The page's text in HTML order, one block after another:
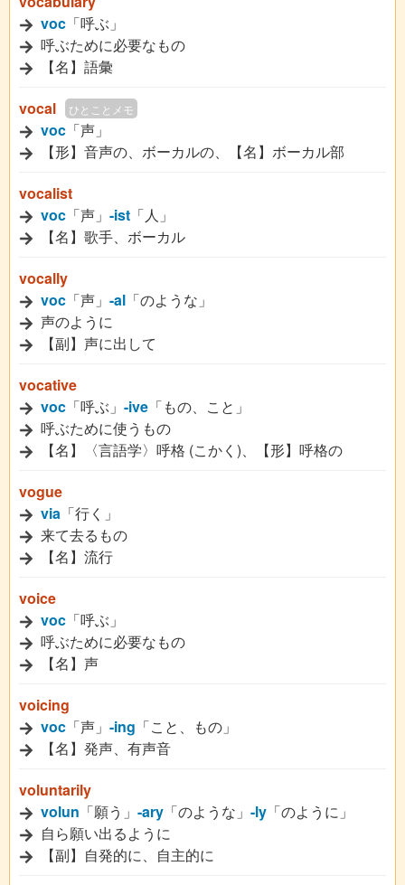
voc 「呼ぶ」
呼ぶために必要なもの
【名】語彙
vocal
ひとことメモ
voc 「声」
【形】音声の、ボーカルの、【名】ボーカル部
vocalist
voc 「声」 -ist 「人」
【名】歌手、ボーカル
vocally
voc 「声」 -al 「のような」
声のように
【副】声に出して
vocative
voc 「呼ぶ」 -ive 「もの、こと」
呼ぶために使うもの
【名】〈言語学〉呼格 (こかく)、【形】呼格の
vogue
via 「行く」
来て去るもの
【名】流行
voice
voc 「呼ぶ」
呼ぶために必要なもの
【名】声
voicing
voc 「声」 -ing 「こと、もの」
【名】発声、有声音
voluntarily
volun 「願う」 -ary 「のような」 -ly 「のように」
自ら願い出るように
【副】自発的に、自主的に